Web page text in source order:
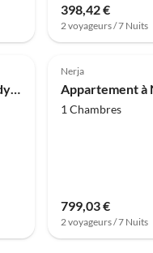
398,42 €
2 voyageurs / 7 Nuits
Parc de vacances Maison troglodyte à Guadix avec piscine privée
Nerja
1 Chambres
799,03 €
2 voyageurs / 7 Nuits